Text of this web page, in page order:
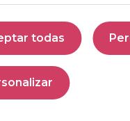
todas
Aceptar todas
Personalizar